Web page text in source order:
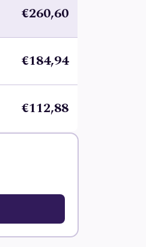
€260,60
€184,94
€112,88